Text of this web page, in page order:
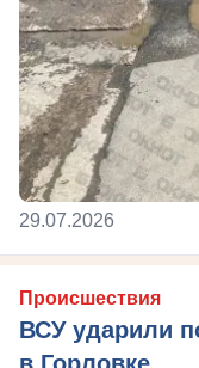
29.07.2026
Происшествия
ВСУ ударили